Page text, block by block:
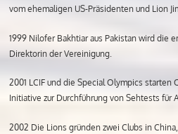
vom ehemaligen US-Präsidenten und Lion
1999 Nilofer Bakhtiar aus Pakistan wird die
Direktorin der Vereinigung.
2001 LCIF und die Special Olympics
Initiative zur Durchführung von Sehtests für
2002 Die Lions gründen zwei Clubs in